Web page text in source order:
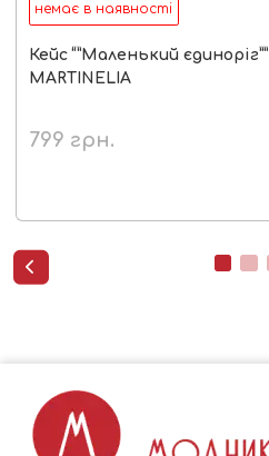
немає в наявності
Кейс “”Маленький єдиноріг””
MARTINELIA
799 грн.
